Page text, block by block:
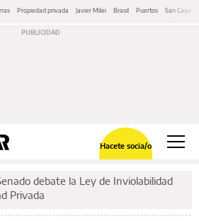
Propiedad privada Javier Milei Brasil Puertos San
Hacete socia/o
debate la Ley de Inviolabilidad
Privada